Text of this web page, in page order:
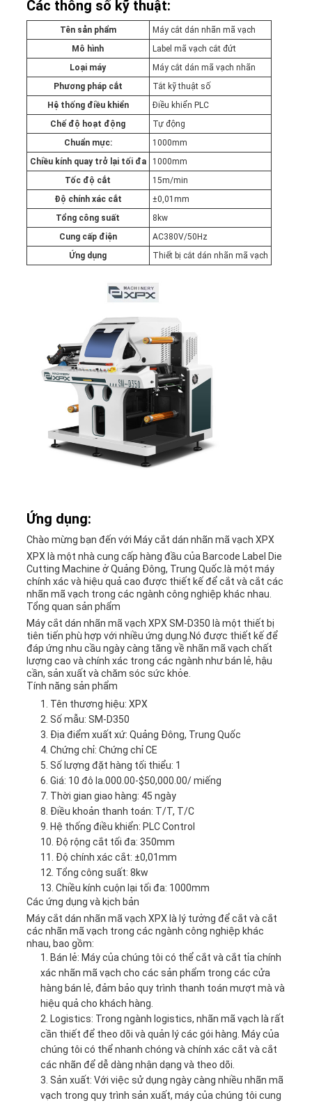
Các thông số kỹ thuật:
Tên sản phẩm
Máy cắt dán nhãn mã vạch
Mô hình
Label mã vạch cắt đứt
Loại máy
Máy cắt dán mã vạch nhãn
Phương pháp cắt
Tắt kỹ thuật số
Hệ thống điều khiển
Điều khiển PLC
Chế độ hoạt động
Tự động
Chuẩn mực:
1000mm
Chiều kính quay trở lại tối đa
1000mm
Tốc độ cắt
15m/min
Độ chính xác cắt
±0,01mm
Tổng công suất
8kw
Cung cấp điện
AC380V/50Hz
Ứng dụng
Thiết bị cắt dán nhãn mã vạch
Ứng dụng:
Chào mừng bạn đến với Máy cắt dán nhãn mã vạch XPX
XPX là một nhà cung cấp hàng đầu của Barcode Label Die
Cutting Machine ở Quảng Đông, Trung Quốc.là một máy
chính xác và hiệu quả cao được thiết kế để cắt và cắt các
nhãn mã vạch trong các ngành công nghiệp khác nhau.
Tổng quan sản phẩm
Máy cắt dán nhãn mã vạch XPX SM-D350 là một thiết bị
tiên tiến phù hợp với nhiều ứng dụng.Nó được thiết kế để
đáp ứng nhu cầu ngày càng tăng về nhãn mã vạch chất
lượng cao và chính xác trong các ngành như bán lẻ, hậu
cần, sản xuất và chăm sóc sức khỏe.
Tính năng sản phẩm
Tên thương hiệu: XPX
Số mẫu: SM-D350
Địa điểm xuất xứ: Quảng Đông, Trung Quốc
Chứng chỉ: Chứng chỉ CE
Số lượng đặt hàng tối thiểu: 1
Giá: 10 đô la.000.00-$50,000.00/ miếng
Thời gian giao hàng: 45 ngày
Điều khoản thanh toán: T/T, T/C
Hệ thống điều khiển: PLC Control
Độ rộng cắt tối đa: 350mm
Độ chính xác cắt: ±0,01mm
Tổng công suất: 8kw
Chiều kính cuộn lại tối đa: 1000mm
Các ứng dụng và kịch bản
Máy cắt dán nhãn mã vạch XPX là lý tưởng để cắt và cắt
các nhãn mã vạch trong các ngành công nghiệp khác
nhau, bao gồm:
Bán lẻ: Máy của chúng tôi có thể cắt và cắt tỉa chính
xác nhãn mã vạch cho các sản phẩm trong các cửa
hàng bán lẻ, đảm bảo quy trình thanh toán mượt mà và
hiệu quả cho khách hàng.
Logistics: Trong ngành logistics, nhãn mã vạch là rất
cần thiết để theo dõi và quản lý các gói hàng. Máy của
chúng tôi có thể nhanh chóng và chính xác cắt và cắt
các nhãn để dễ dàng nhận dạng và theo dõi.
Sản xuất: Với việc sử dụng ngày càng nhiều nhãn mã
vạch trong quy trình sản xuất, máy của chúng tôi cung